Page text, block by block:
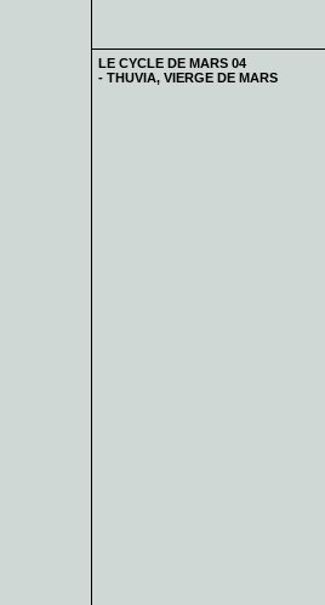
LE CYCLE DE MARS 04
- THUVIA, VIERGE DE MARS